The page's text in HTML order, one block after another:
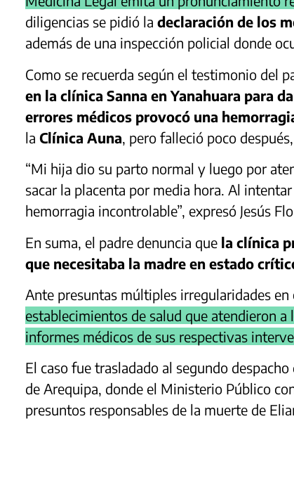
diligencias se pidió ladeclaración de los
además de una inspección policial donde
Como se recuerda según el testimonio del
en la clínica Sanna en Yanahuara para
errores médicos provocó una
la Clínica Auna , pero falleció poco
“Mi hija dio su parto normal y luego por
sacar la placenta por media hora. Al
hemorragia incontrolable”, expresó Jesús
En suma, el padre denuncia que la clínica
que necesitaba la madre en estado
Ante presuntas múltiples irregularidades en
establecimientos de salud que atendieron
informes médicos de sus respectivas
El caso fue trasladado al segundo
de Arequipa, donde el Ministerio Público
presuntos responsables de la muerte de